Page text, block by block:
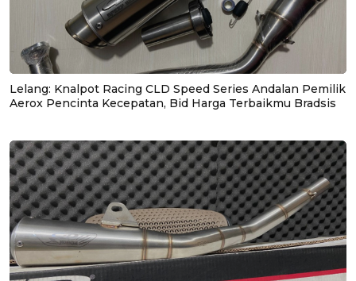
Lelang: Knalpot Racing CLD Speed Series Andalan Pemilik
Aerox Pencinta Kecepatan, Bid Harga Terbaikmu Bradsis